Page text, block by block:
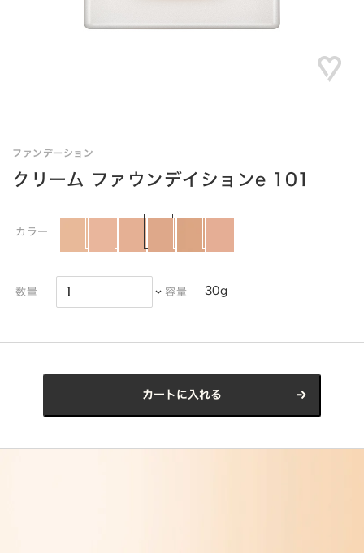
ファンデーション
クリーム ファウンデイションe 101
カラー
数量 容量 30g
カートに入れる